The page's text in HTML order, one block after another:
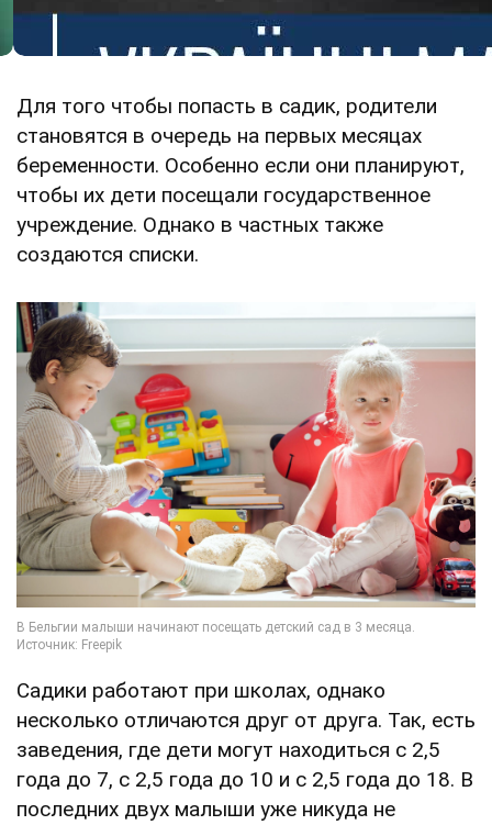
Для того чтобы попасть в садик, родители
становятся в очередь на первых месяцах
беременности. Особенно если они планируют,
чтобы их дети посещали государственное
учреждение. Однако в частных также
создаются списки.
Садики работают при школах, однако
несколько отличаются друг от друга. Так, есть
заведения, где дети могут находиться с 2,5
года до 7, с 2,5 года до 10 и с 2,5 года до 18. В
последних двух малыши уже никуда не